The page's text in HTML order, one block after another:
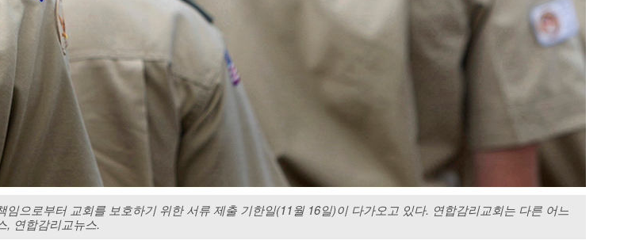
으로부터 교회를 보호하기 위한 서류 제출 기한일(11월 16일)이 다가오고 있다. 연합감리교회는 다른 어느
, 연합감리교뉴스.